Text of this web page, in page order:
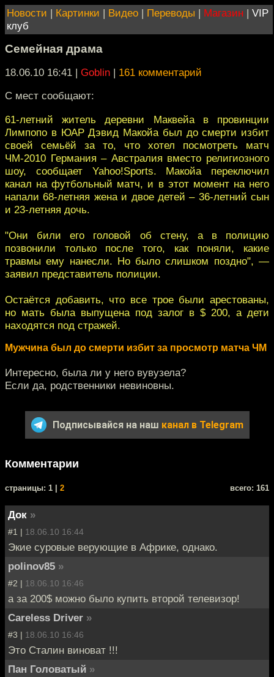
Новости | Картинки | Видео | Переводы | Магазин | VIP
клуб
Семейная драма
18.06.10 16:41 | Goblin | 161 комментарий
С мест сообщают:
61-летний житель деревни Маквейа в провинции
Лимпопо в ЮАР Дэвид Макойа был до смерти избит
своей семьёй за то, что хотел посмотреть матч
ЧМ-2010 Германия – Австралия вместо религиозного
шоу, сообщает Yahoo!Sports. Макойа переключил
канал на футбольный матч, и в этот момент на него
напали 68-летняя жена и двое детей – 36-летний сын
и 23-летняя дочь.
"Они били его головой об стену, а в полицию
позвонили только после того, как поняли, какие
травмы ему нанесли. Но было слишком поздно", —
заявил представитель полиции.
Остаётся добавить, что все трое были арестованы,
но мать была выпущена под залог в $ 200, а дети
находятся под стражей.
Мужчина был до смерти избит за просмотр матча ЧМ
Интересно, была ли у него вувузела?
Если да, родственники невиновны.
Подписывайся на наш канал в Telegram
Комментарии
cтраницы: 1 | 2 всего: 161
Док »
#1 | 18.06.10 16:44
Экие суровые верующие в Африке, однако.
polinov85 »
#2 | 18.06.10 16:46
а за 200$ можно было купить второй телевизор!
Careless Driver »
#3 | 18.06.10 16:46
Это Сталин виноват !!!
Пан Головатый »